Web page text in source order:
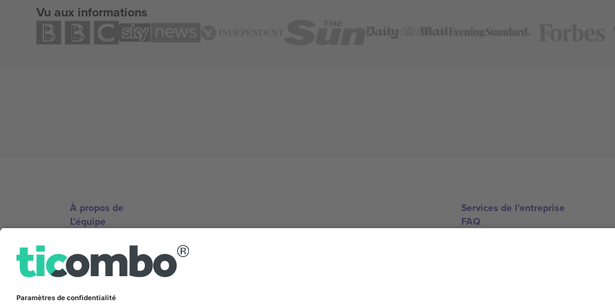
Vu aux informations
À propos de
L'équipe
Conditions générales
Programme d'affiliation
Services de l'entreprise
FAQ